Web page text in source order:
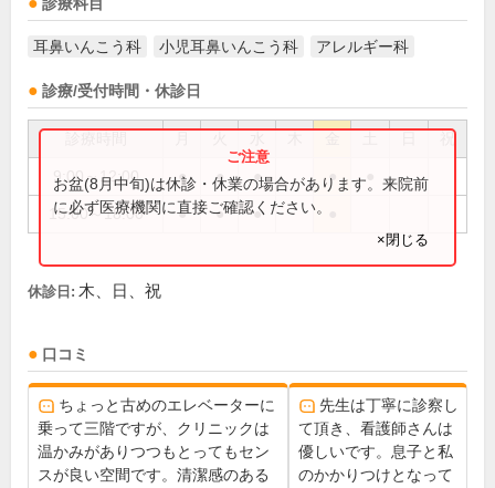
診療科目
耳鼻いんこう科 小児耳鼻いんこう科 アレルギー科
診療/受付時間・休診日
祝
9:00～12:00 ● ● ● ●
15:00～18:00 ● ● ●
お盆(8月中旬)は休診・休業の場合があります。来院前
に必ず医療機関に直接ご確認ください。
×閉じる
休診日: 木、日、祝
口コミ
ちょっと古めのエレベーターに
乗って三階ですが、クリニックは
温かみがありつつもとってもセン
スが良い空間です。清潔感のある
先生は丁寧に診察し
て頂き、看護師さんは
優しいです。息子と私
のかかりつけとなって